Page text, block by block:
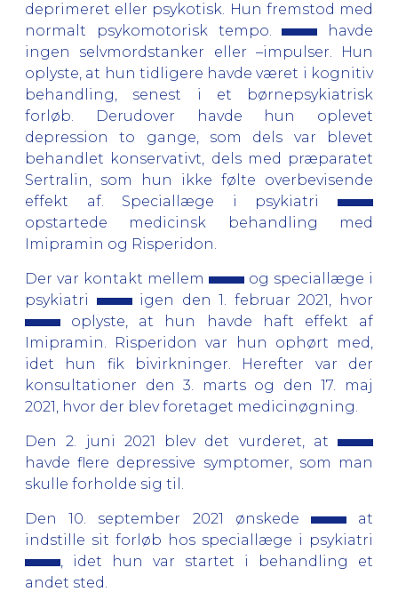
deprimeret eller psykotisk. Hun fremstod med
normalt psykomotorisk tempo.
havde
ingen selvmordstanker eller –impulser. Hun
oplyste, at hun tidligere havde været i kognitiv
behandling, senest i et børnepsykiatrisk
forløb. Derudover havde hun oplevet
depression to gange, som dels var blevet
behandlet konservativt, dels med præparatet
Sertralin, som hun ikke følte overbevisende
effekt af. Speciallæge i psykiatri
opstartede medicinsk behandling med
Imipramin og Risperidon.
Der var kontakt mellem
og speciallæge i
psykiatri
igen den 1. februar 2021, hvor
oplyste, at hun havde haft effekt af
Imipramin. Risperidon var hun ophørt med,
idet hun fik bivirkninger. Herefter var der
konsultationer den 3. marts og den 17. maj
2021, hvor der blev foretaget medicinøgning.
Den 2. juni 2021 blev det vurderet, at
havde flere depressive symptomer, som man
skulle forholde sig til.
Den 10. september 2021 ønskede
at
indstille sit forløb hos speciallæge i psykiatri
, idet hun var startet i behandling et
andet sted.